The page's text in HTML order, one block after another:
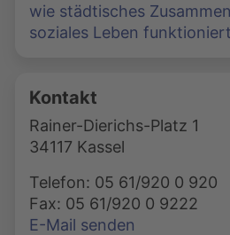
wie städtisches
soziales Leben
Kontakt
Rainer-Dierichs-Platz 1
34117 Kassel
Telefon: 05 61/920 0 920
Fax: 05 61/920 0 9222
E-Mail senden